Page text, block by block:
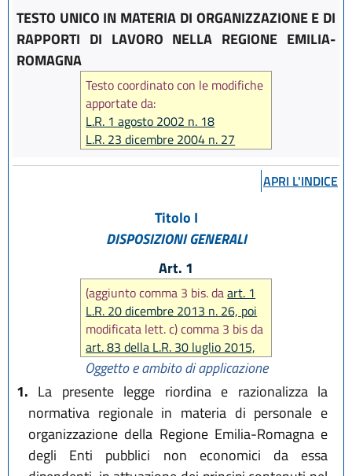
TESTO UNICO IN MATERIA DI ORGANIZZAZIONE E DI
RAPPORTI DI LAVORO NELLA REGIONE EMILIA-
ROMAGNA
Testo coordinato con le modifiche
apportate da:
L.R. 1 agosto 2002 n. 18
L.R. 23 dicembre 2004 n. 27
L.R. 29 dicembre 2006 n. 20
L.R. 26 luglio 2007 n. 13
L.R. 29 ottobre 2008 n. 17
L.R. 12 febbraio 2010 n. 4
L.R. 22 dicembre 2011 n. 21
L.R. 21 dicembre 2012 n. 19
L.R. 20 dicembre 2013 n. 26
L.R. 18 luglio 2014 n. 17
L.R. 18 novembre 2014 n. 24
L.R. 12 marzo 2015 n. 1
L.R. 30 aprile 2015 n. 2
L.R. 30 luglio 2015, n. 13
L.R. 29 dicembre 2015, n. 22
L.R. 9 maggio 2016, n. 7
L.R. 29 luglio 2016, n. 13
APRI L'INDICE
Titolo I
DISPOSIZIONI GENERALI
Art. 1
(aggiunto comma 3 bis. daart. 1
L.R. 20 dicembre 2013 n. 26, poi
modificata lett. c) comma 3 bis da
art. 83 della L.R. 30 luglio 2015,
n. 13)
Oggetto e ambito di applicazione
1. La presente legge riordina e razionalizza la
normativa regionale in materia di personale e
organizzazione della Regione Emilia-Romagna e
degli Enti pubblici non economici da essa